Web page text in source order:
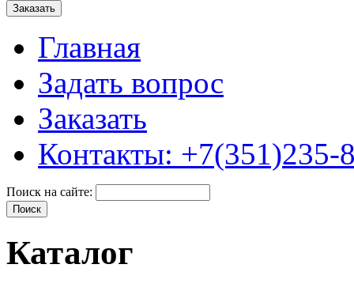
Главная
Задать вопрос
Заказать
Контакты: +7(351)235-
Поиск на сайте:
Каталог